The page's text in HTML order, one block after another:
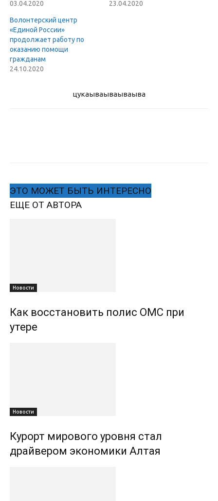
03.04.2020
23.04.2020
Волонтерский центр
«Единой России»
продолжает работу по
оказанию помощи
гражданам
24.10.2020
цукаываываываыва
ЭТО МОЖЕТ БЫТЬ ИНТЕРЕСНО
ЕЩЕ ОТ АВТОРА
Новости
Как восстановить полис ОМС при
утере
Новости
Курорт мирового уровня стал
драйвером экономики Алтая